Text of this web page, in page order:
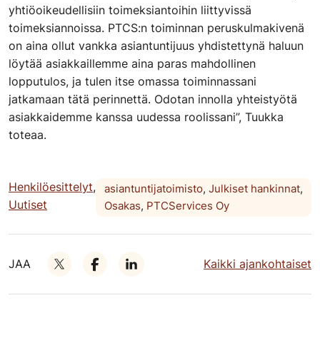
yhtiöoikeudellisiin toimeksiantoihin liittyvissä
toimeksiannoissa. PTCS:n toiminnan peruskulmakivenä
on aina ollut vankka asiantuntijuus yhdistettynä haluun
löytää asiakkaillemme aina paras mahdollinen
lopputulos, ja tulen itse omassa toiminnassani
jatkamaan tätä perinnettä. Odotan innolla yhteistyötä
asiakkaidemme kanssa uudessa roolissani”, Tuukka
toteaa.
Henkilöesittelyt,
Uutiset
asiantuntijatoimisto, Julkiset hankinnat,
Osakas, PTCServices Oy
JAA Kaikki ajankohtaiset